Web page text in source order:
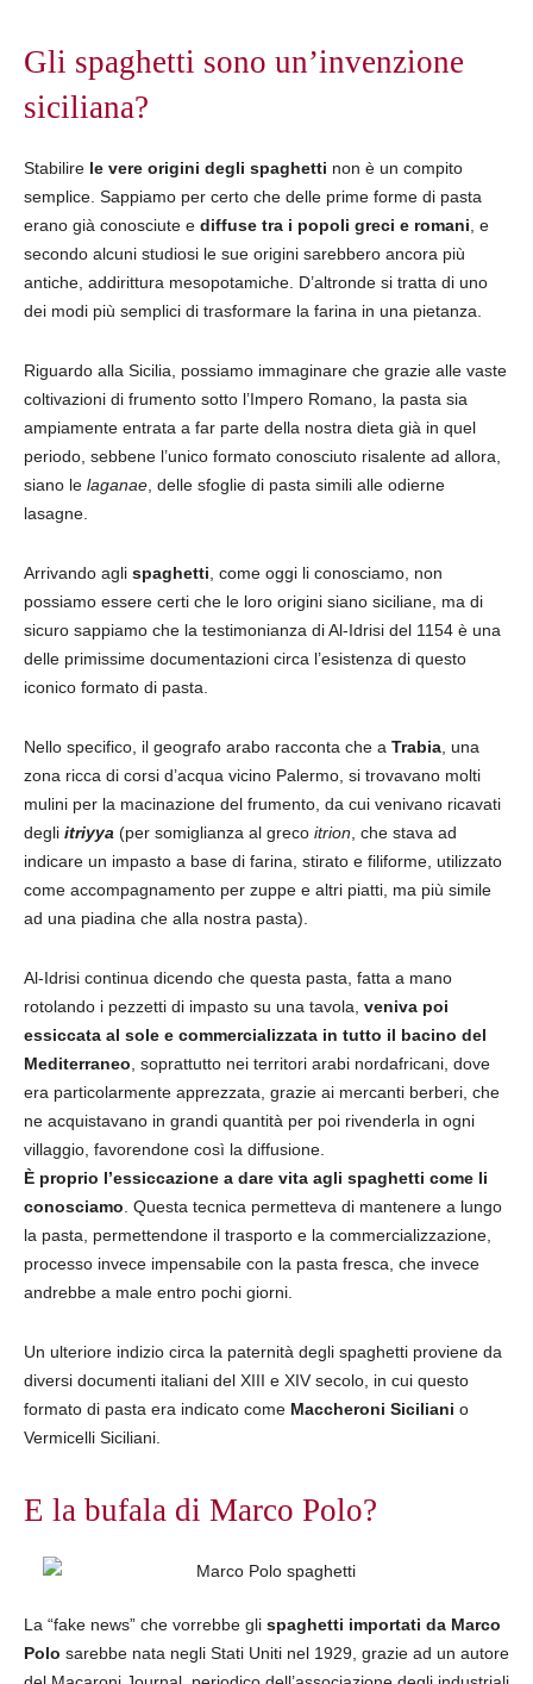
Gli spaghetti sono un’invenzione
siciliana?
Stabilire le vere origini degli spaghetti non è un compito
semplice. Sappiamo per certo che delle prime forme di pasta
erano già conosciute e diffuse tra i popoli greci e romani , e
secondo alcuni studiosi le sue origini sarebbero ancora più
antiche, addirittura mesopotamiche. D’altronde si tratta di uno
dei modi più semplici di trasformare la farina in una pietanza.
Riguardo alla Sicilia, possiamo immaginare che grazie alle vaste
coltivazioni di frumento sotto l’Impero Romano, la pasta sia
ampiamente entrata a far parte della nostra dieta già in quel
periodo, sebbene l’unico formato conosciuto risalente ad allora,
siano le laganae , delle sfoglie di pasta simili alle odierne
lasagne.
Arrivando agli spaghetti , come oggi li conosciamo, non
possiamo essere certi che le loro origini siano siciliane, ma di
sicuro sappiamo che la testimonianza di Al-Idrisi del 1154 è una
delle primissime documentazioni circa l’esistenza di questo
iconico formato di pasta.
Nello specifico, il geografo arabo racconta che a Trabia , una
zona ricca di corsi d’acqua vicino Palermo, si trovavano molti
mulini per la macinazione del frumento, da cui venivano ricavati
degli itriyya (per somiglianza al greco itrion , che stava ad
indicare un impasto a base di farina, stirato e filiforme, utilizzato
come accompagnamento per zuppe e altri piatti, ma più simile
ad una piadina che alla nostra pasta).
Al-Idrisi continua dicendo che questa pasta, fatta a mano
rotolando i pezzetti di impasto su una tavola, veniva poi
essiccata al sole e commercializzata in tutto il bacino del
Mediterraneo , soprattutto nei territori arabi nordafricani, dove
era particolarmente apprezzata, grazie ai mercanti berberi, che
ne acquistavano in grandi quantità per poi rivenderla in ogni
villaggio, favorendone così la diffusione.
È proprio l’essiccazione a dare vita agli spaghetti come li
conosciamo . Questa tecnica permetteva di mantenere a lungo
la pasta, permettendone il trasporto e la commercializzazione,
processo invece impensabile con la pasta fresca, che invece
andrebbe a male entro pochi giorni.
Un ulteriore indizio circa la paternità degli spaghetti proviene da
diversi documenti italiani del XIII e XIV secolo, in cui questo
formato di pasta era indicato come Maccheroni Siciliani o
Vermicelli Siciliani.
E la bufala di Marco Polo?
La “fake news” che vorrebbe gli spaghetti importati da Marco
Polo sarebbe nata negli Stati Uniti nel 1929, grazie ad un autore